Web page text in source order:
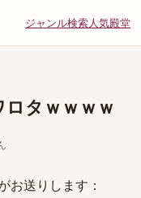
ジャンル検索人気殿堂
タｗｗｗｗ
お送りします：